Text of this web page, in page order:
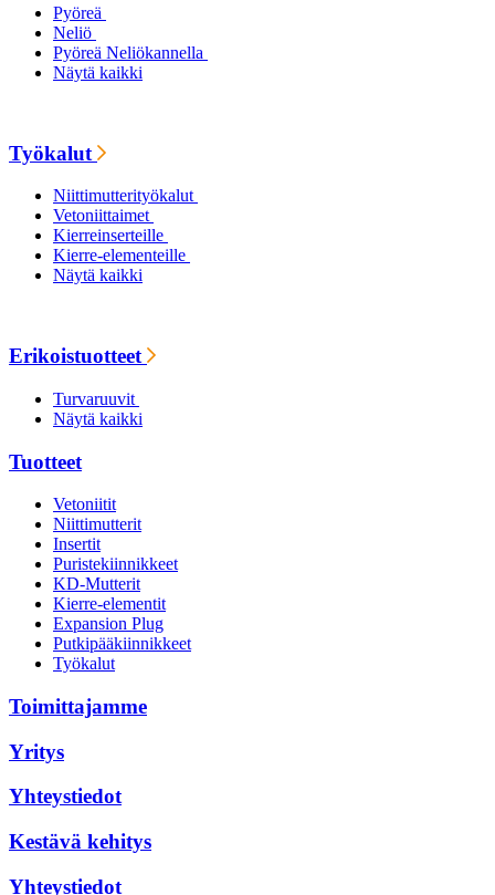
Pyöreä
Neliö
Pyöreä Neliökannella
Näytä kaikki
Työkalut
Niittimutterityökalut
Vetoniittaimet
Kierreinserteille
Kierre-elementeille
Näytä kaikki
Erikoistuotteet
Turvaruuvit
Näytä kaikki
Tuotteet
Vetoniitit
Niittimutterit
Insertit
Puristekiinnikkeet
KD-Mutterit
Kierre-elementit
Expansion Plug
Putkipääkiinnikkeet
Työkalut
Toimittajamme
Yritys
Yhteystiedot
Kestävä kehitys
Yhteystiedot